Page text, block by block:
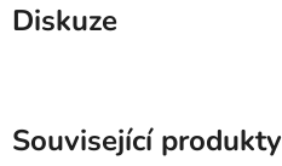
Diskuze
Související produkty